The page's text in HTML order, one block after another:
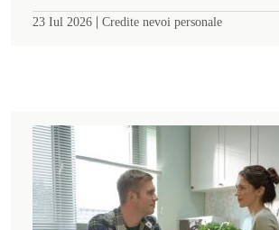
23 Iul 2026 | Credite nevoi personale